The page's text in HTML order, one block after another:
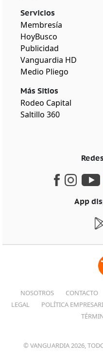
Servicios
Membresía
HoyBusco
Publicidad
Vanguardia HD
Medio Pliego
Más Sitios
Rodeo Capital
Saltillo 360
App
NOSOTROS CONTACTO
LEGAL
POLÍTICA
© VANGUARDIA 2026,